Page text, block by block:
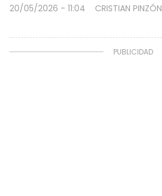
20/05/2026 - 11:04 CRISTIAN PINZÓN